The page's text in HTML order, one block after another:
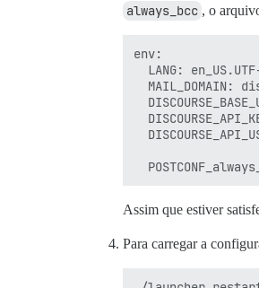
always_bcc , o
env:
LANG:
MAIL_DOMAIN:
Assim que estiver
Para carregar a